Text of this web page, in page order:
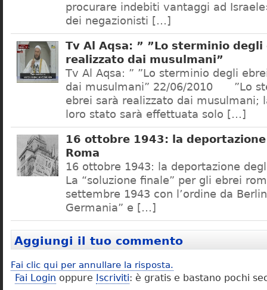
procurare indebiti vantaggi ad
dei negazionisti […]
Tv Al Aqsa: ” ”Lo sterminio degli
realizzato dai musulmani”
Tv Al Aqsa: ” ”Lo sterminio degli
dai musulmani” 22/06/2010 ”Lo
ebrei sarà realizzato dai musulmani;
loro stato sarà effettuata solo […]
16 ottobre 1943: la
Roma
16 ottobre 1943: la deportazione
La “soluzione finale” per gli ebrei
settembre 1943 con l’ordine da
Germania” e […]
Aggiungi il tuo commento
Fai clic qui per annullare la risposta.
Fai Login oppure Iscriviti: è gratis e bastano pochi